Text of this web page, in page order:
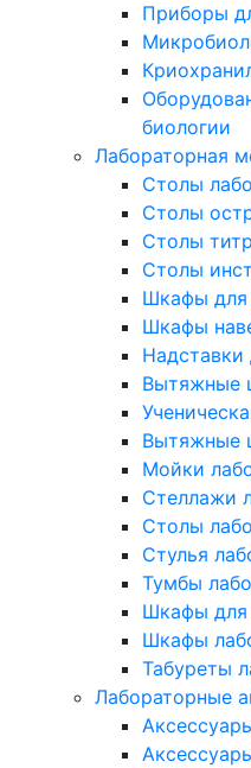
Приборы
биологии
Лабораторная
Столы
Столы
Столы
Столы
Шкафы для
Шкафы
Надставки
Вытяжные
Вытяжные
Мойки
Стеллажи
Столы
Стулья
Тумбы
Шкафы
Шкафы
Табуреты
Лабораторные